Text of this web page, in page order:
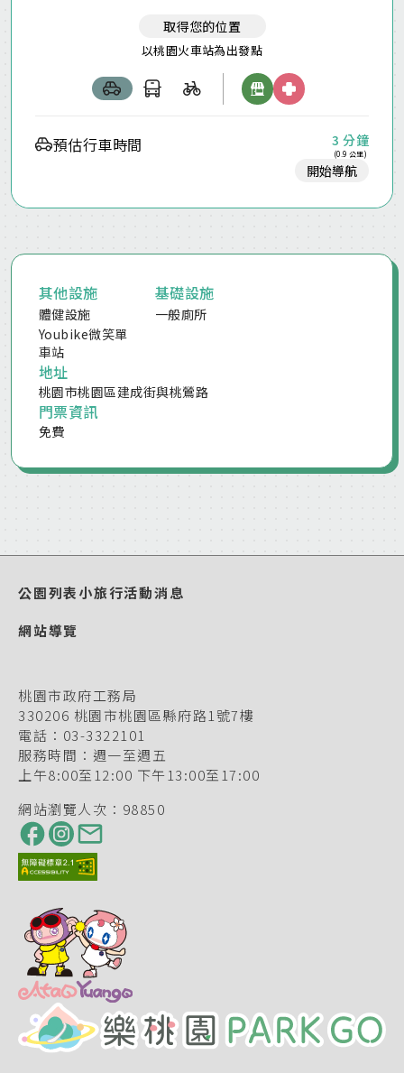
取得您的位置
以桃園火車站為出發點
預估行車時間 3 分鐘
(0.9 公里)
開始導航
其他設施
體健設施
Youbike微笑單
車站
基礎設施
一般廁所
地址
桃園市桃園區建成街與桃鶯路
門票資訊
免費
公園列表小旅行活動消息
網站導覽
桃園市政府工務局
330206 桃園市桃園區縣府路1號7樓
電話： 03-3322101
服務時間：週一至週五
上午8:00至12:00 下午13:00至17:00
網站瀏覽人次： 98850